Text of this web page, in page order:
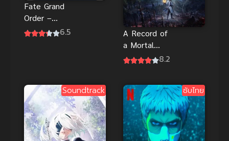
Fate Grand
Order –
Moonlight6.5
A Record of
a Mortal
Journey to8.2
Soundtrack ซับไทย